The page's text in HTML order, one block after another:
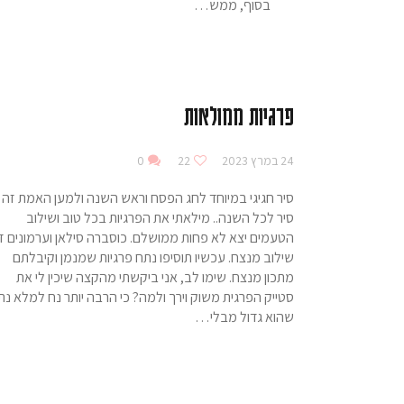
בסוף, ממש…
פרגיות ממולאות
24 במרץ 2023 22
0
סיר חגיגי במיוחד לחג הפסח וראש השנה ולמען האמת זה
סיר לכל השנה.. מילאתי את הפרגיות בכל טוב ושילוב
הטעמים יצא לא פחות ממושלם. כוסברה סילאן וערמונים
שילוב מנצח. עכשיו תוסיפו נתח פרגיות שמנמן וקיבלתם
מתכון מנצח. שימו לב, אני ביקשתי מהקצה שיכין לי את
סטייק הפרגית משוק וירך ולמה? כי הרבה יותר נח למלא
שהוא גדול מבלי…